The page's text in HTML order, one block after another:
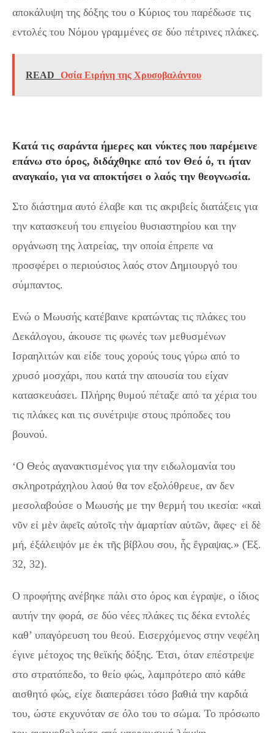
αποκάλυψη της δόξης του ο Κύριος του παρέδωσε τις
εντολές του Νόμου γραμμένες σε δύο πέτρινες πλάκες.
READ Οσία Ειρήνη της Χρυσοβαλάντου
Κατά τις σαράντα ήμερες και νύκτες που παρέμεινε
επάνω στο όρος, διδάχθηκε από τον Θεό ό, τι ήταν
αναγκαίο, για να αποκτήσει ο λαός την θεογνωσία.
Στο διάστημα αυτό έλαβε και τις ακριβείς διατάξεις για
την κατασκευή του επιγείου θυσιαστηρίου και την
οργάνωση της λατρείας, την οποία έπρεπε να
προσφέρει ο περιούσιος λαός στον Δημιουργό του
σύμπαντος.
Ενώ ο Μωυσής κατέβαινε κρατώντας τις πλάκες του
Δεκάλογου, άκουσε τις φωνές των μεθυσμένων
Ισραηλιτών και είδε τους χορούς τους γύρω από το
χρυσό μοσχάρι, που κατά την απουσία του είχαν
κατασκευάσει. Πλήρης θυμού πέταξε από τα χέρια του
τις πλάκες και τις συνέτριψε στους πρόποδες του
βουνού.
‘Ο Θεός αγανακτισμένος για την ειδωλομανία του
σκληροτράχηλου λαού θα τον εξολόθρευε, αν δεν
μεσολαβούσε ο Μωυσής με την θερμή του ικεσία: «καὶ
νῦν εἰ μὲν ἀφεῖς αὐτοῖς τὴν ἁμαρτίαν αὐτῶν, ἄφες· εἰ δὲ
μή, ἐξάλειψόν με ἐκ τῆς βίβλου σου, ἧς ἔγραψας.» (Έξ.
32, 32).
Ο προφήτης ανέβηκε πάλι στο όρος και έγραψε, ο ίδιος
αυτήν την φορά, σε δύο νέες πλάκες τις δέκα εντολές
καθ’ υπαγόρευση του θεού. Εισερχόμενος στην νεφέλη
έγινε μέτοχος της θεϊκής δόξης. Έτσι, όταν επέστρεψε
στο στρατόπεδο, το θείο φώς, λαμπρότερο από κάθε
αισθητό φώς, είχε διαπεράσει τόσο βαθιά την καρδιά
του, ώστε εκχυνόταν σε όλο του το σώμα. Το πρόσωπο